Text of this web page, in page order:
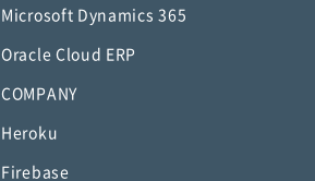
Microsoft Dynamics 365
Oracle Cloud ERP
COMPANY
Heroku
Firebase